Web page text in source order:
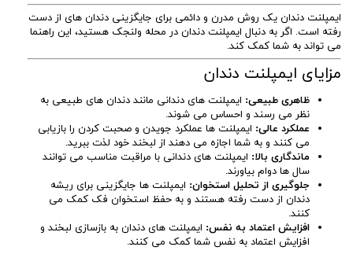
ایمپلنت دندان یک روش مدرن و دائمی برای جایگزینی دندان های از دست
رفته است. اگر به دنبال ایمپلنت دندان در محله ولنجک هستید، این راهنما
می تواند به شما کمک کند.
مزایای ایمپلنت دندان
ظاهری طبیعی: ایمپلنت های دندانی مانند دندان های طبیعی به
نظر می رسند و احساس می شوند.
عملکرد عالی: ایمپلنت ها عملکرد جویدن و صحبت کردن را بازیابی
می کنند و به شما اجازه می دهند از لبخند خود لذت ببرید.
ماندگاری بالا: ایمپلنت های دندانی با مراقبت مناسب می توانند
سال ها دوام بیاورند.
جلوگیری از تحلیل استخوان: ایمپلنت ها جایگزینی برای ریشه
دندان از دست رفته هستند و به حفظ استخوان فک کمک می
کنند.
افزایش اعتماد به نفس: ایمپلنت های دندان به بازسازی لبخند و
افزایش اعتماد به نفس شما کمک می کنند.